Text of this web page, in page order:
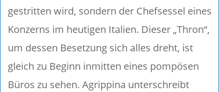
gestritten wird, sondern der Chefsessel eines
Konzerns im heutigen Italien. Dieser „Thron“,
um dessen Besetzung sich alles dreht, ist
gleich zu Beginn inmitten eines pompösen
Büros zu sehen. Agrippina unterschreibt